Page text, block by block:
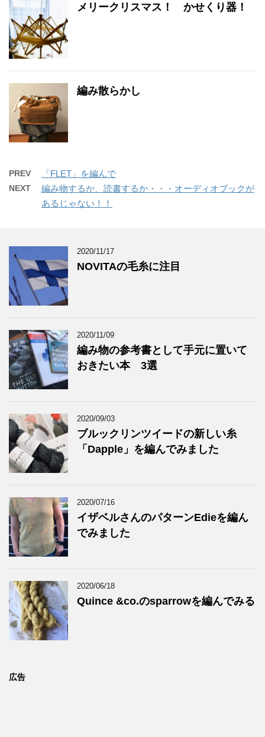
メリークリスマス！ かせくり器！
編み散らかし
PREV 「FLET」を編んで
NEXT
編み物するか、読書するか・・・オーディオブックが
あるじゃない！！
2020/11/17
NOVITAの毛糸に注目
2020/11/09
編み物の参考書として手元に置いて
おきたい本 3選
2020/09/03
ブルックリンツイードの新しい糸
「Dapple」を編んでみました
2020/07/16
イザベルさんのパターンEdieを編ん
でみました
2020/06/18
Quince &co.のsparrowを編んでみる
広告